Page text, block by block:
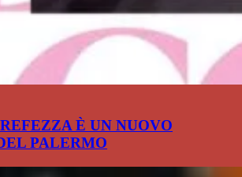
È UN NUOVO
PALERMO